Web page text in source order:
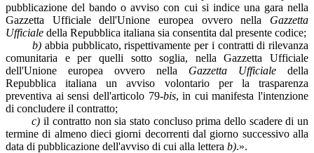
pubblicazione del bando o avviso con cui si indice una gara nella
Gazzetta Ufficiale dell'Unione europea ovvero nella Gazzetta
Ufficiale della Repubblica italiana sia consentita dal presente codice;
b) abbia pubblicato, rispettivamente per i contratti di rilevanza
comunitaria e per quelli sotto soglia, nella Gazzetta Ufficiale
dell'Unione europea ovvero nella Gazzetta Ufficiale della
Repubblica italiana un avviso volontario per la trasparenza
preventiva ai sensi dell'articolo 79-bis, in cui manifesta l'intenzione
di concludere il contratto;
c) il contratto non sia stato concluso prima dello scadere di un
termine di almeno dieci giorni decorrenti dal giorno successivo alla
data di pubblicazione dell'avviso di cui alla lettera b).».